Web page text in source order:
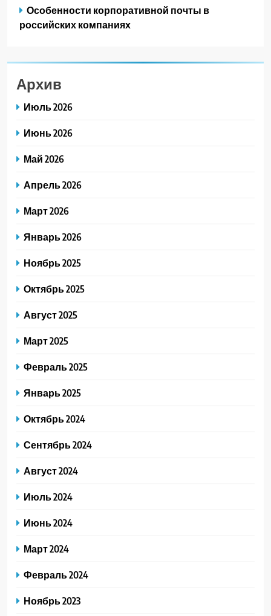
Особенности корпоративной почты в
российских компаниях
Архив
Июль 2026
Июнь 2026
Май 2026
Апрель 2026
Март 2026
Январь 2026
Ноябрь 2025
Октябрь 2025
Август 2025
Март 2025
Февраль 2025
Январь 2025
Октябрь 2024
Сентябрь 2024
Август 2024
Июль 2024
Июнь 2024
Март 2024
Февраль 2024
Ноябрь 2023